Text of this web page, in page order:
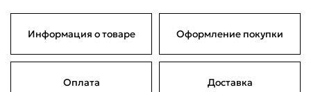
Информация о товаре Оформление покупки
Оплата Доставка